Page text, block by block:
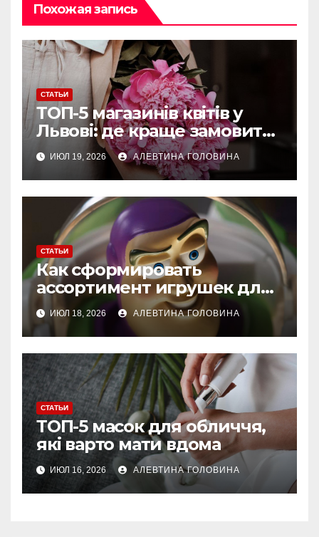
Похожая запись
СТАТЬИ
ТОП-5 магазинів квітів у
Львові: де краще замовити
букет із доставкою
ИЮЛ 19, 2026 АЛЕВТИНА ГОЛОВИНА
СТАТЬИ
Как сформировать
ассортимент игрушек для
магазина: спрос, качество,
сезонность и выбор мягких
игрушек
ИЮЛ 18, 2026 АЛЕВТИНА ГОЛОВИНА
СТАТЬИ
ТОП-5 масок для обличчя,
які варто мати вдома
ИЮЛ 16, 2026 АЛЕВТИНА ГОЛОВИНА